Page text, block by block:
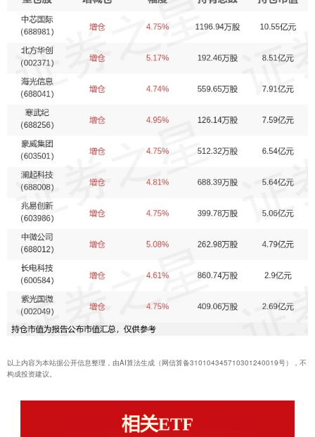
以上内容为本站据公开信息整理，由AI算法生成（网信算备310104345710301240019号），不
构成投资建议。